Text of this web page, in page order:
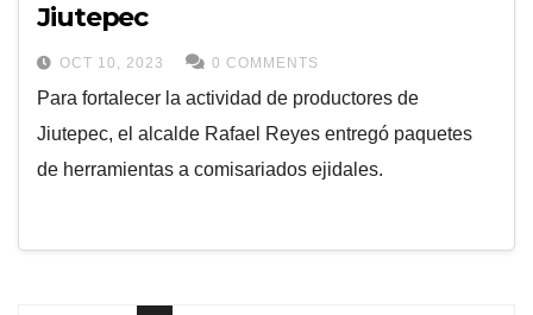
Jiutepec
OCT 10, 2023 0 COMMENTS
Para fortalecer la actividad de productores de
Jiutepec, el alcalde Rafael Reyes entregó paquetes
de herramientas a comisariados ejidales.